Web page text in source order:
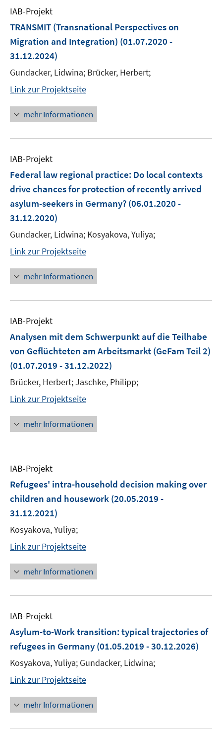
IAB-Projekt
TRANSMIT (Transnational Perspectives on
Migration and Integration) (01.07.2020 -
31.12.2024)
Gundacker, Lidwina; Brücker, Herbert;
Link zur Projektseite
mehr Informationen
IAB-Projekt
Federal law regional practice: Do local contexts
drive chances for protection of recently arrived
asylum-seekers in Germany? (06.01.2020 -
31.12.2020)
Gundacker, Lidwina; Kosyakova, Yuliya;
Link zur Projektseite
mehr Informationen
IAB-Projekt
Analysen mit dem Schwerpunkt auf die Teilhabe
von Geflüchteten am Arbeitsmarkt (GeFam Teil 2)
(01.07.2019 - 31.12.2022)
Brücker, Herbert; Jaschke, Philipp;
Link zur Projektseite
mehr Informationen
IAB-Projekt
Refugees' intra-household decision making over
children and housework (20.05.2019 -
31.12.2021)
Kosyakova, Yuliya;
Link zur Projektseite
mehr Informationen
IAB-Projekt
Asylum-to-Work transition: typical trajectories of
refugees in Germany (01.05.2019 - 30.12.2026)
Kosyakova, Yuliya; Gundacker, Lidwina;
Link zur Projektseite
mehr Informationen